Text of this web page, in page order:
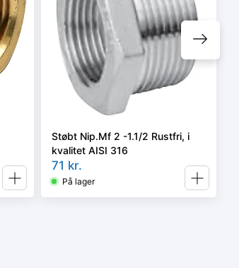
Støbt Nip.Mf 2 -1.1/2 Rustfri, i
kvalitet AISI 316
71 kr.
På lager